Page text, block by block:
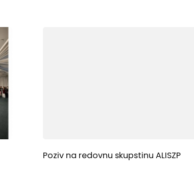
Poziv na redovnu skupstinu ALISZP